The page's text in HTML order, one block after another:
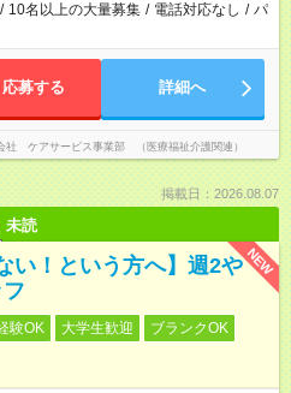
/ 10名以上の大量募集 / 電話対応なし / パ
応募する 詳細へ
社 ケアサービス事業部 （医療福祉介護関連）
掲載日：2026.08.07
未読
NEW
い！という方へ】週2や
験OK 大学生歓迎
ブランクOK